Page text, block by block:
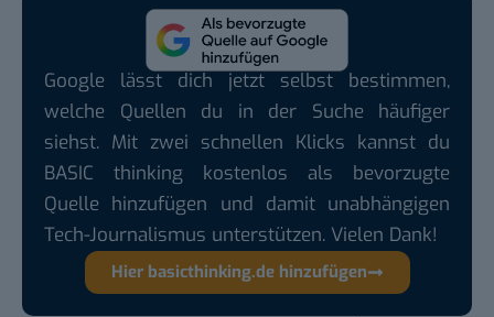
Google lässt dich jetzt selbst bestimmen,
welche Quellen du in der Suche häufiger
siehst. Mit zwei schnellen Klicks kannst du
BASIC thinking kostenlos als bevorzugte
Quelle hinzufügen und damit unabhängigen
Tech-Journalismus unterstützen. Vielen Dank!
Hier basicthinking.de hinzufügen